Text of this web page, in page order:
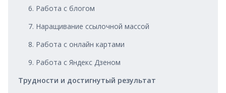
6. Работа с блогом
7. Наращивание ссылочной массой
8. Работа с онлайн картами
9. Работа с Яндекс Дзеном
Трудности и достигнутый результат